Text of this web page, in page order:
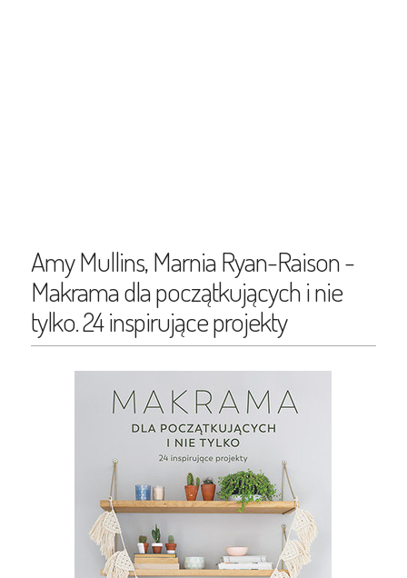
Amy Mullins, Marnia Ryan-Raison -
Makrama dla początkujących i nie
tylko. 24 inspirujące projekty